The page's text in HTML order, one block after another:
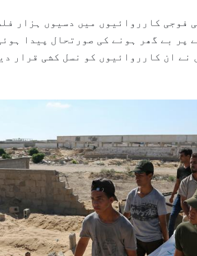
فوجی کارروائیوں میں دسیوں ہزار
پر بے گھر ہونے کی صورتحال پیدا
نے ان کارروائیوں کو نسل کشی قرار